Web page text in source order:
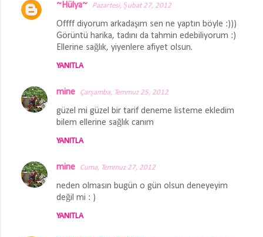
~Hülya~ Pazartesi, Şubat 27, 2012
Offff diyorum arkadaşım sen ne yaptın böyle :)))
Görüntü harika, tadını da tahmin edebiliyorum :)
Ellerine sağlık, yiyenlere afiyet olsun.
YANITLA
mine Çarşamba, Temmuz 25, 2012
güzel mi güzel bir tarif deneme listeme ekledim
bilem ellerine sağlık canım
YANITLA
mine Cuma, Temmuz 27, 2012
neden olmasın bugün o gün olsun deneyeyim
değil mi : )
YANITLA